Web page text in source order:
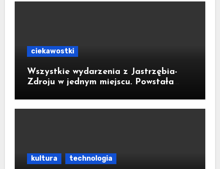
ciekawostki
Wszystkie wydarzenia z Jastrzębia-
Zdroju w jednym miejscu. Powstała
kultura technologia